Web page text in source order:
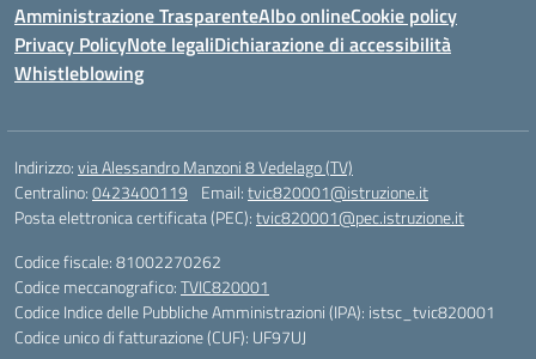
Amministrazione TrasparenteAlbo onlineCookie policy
Privacy PolicyNote legaliDichiarazione di accessibilità
Whistleblowing
Indirizzo:via Alessandro Manzoni 8 Vedelago (TV)
Centralino:0423400119 Email:tvic820001@istruzione.it
Posta elettronica certificata (PEC):tvic820001@pec.istruzione.it
Codice fiscale: 81002270262
Codice meccanografico:TVIC820001
Codice Indice delle Pubbliche Amministrazioni (IPA): istsc_tvic820001
Codice unico di fatturazione (CUF): UF97UJ